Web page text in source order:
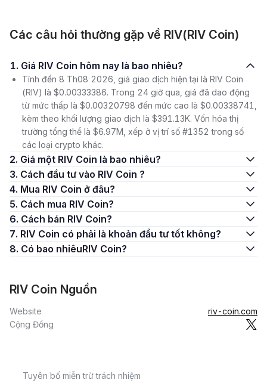
Các câu hỏi thường gặp về RIV(RIV Coin)
1. Giá RIV Coin hôm nay là bao nhiêu?
Tính đến 8 Th08 2026, giá giao dịch hiện tại là RIV Coin
(RIV) là $0.00333386. Trong 24 giờ qua, giá đã dao động
từ mức thấp là $0.00320798 đến mức cao là $0.00338741,
kèm theo khối lượng giao dịch là $391.13K. Vốn hóa thị
trường tổng thể là $6.97M, xếp ở vị trí số #1352 trong số
các loại crypto khác.
2. Giá một RIV Coin là bao nhiêu?
3. Cách đầu tư vào RIV Coin ?
4. Mua RIV Coin ở đâu?
5. Cách mua RIV Coin?
6. Cách bán RIV Coin?
7. RIV Coin có phải là khoản đầu tư tốt không?
8. Có bao nhiêuRIV Coin?
RIV Coin Nguồn
Website
riv-coin.com
Cộng Đồng
Tuyên bố miễn trừ trách nhiệm